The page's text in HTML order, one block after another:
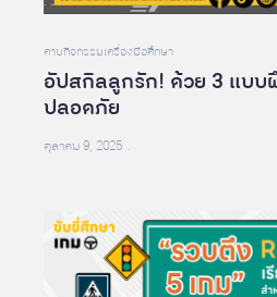
คาบกิจกรรมเครื่องมือศึกษา
อัปสกิลลูกรัก! ด้วย 3 แบบ
ปลอดภัย
ตุลาคม 9, 2025